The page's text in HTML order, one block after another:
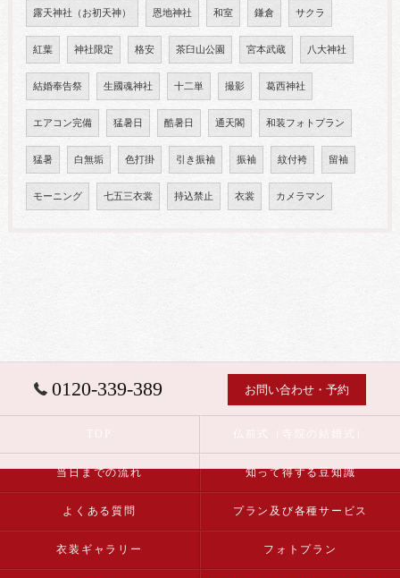
露天神社（お初天神） 恩地神社 和室 鎌倉 サクラ
紅葉 神社限定 格安 茶臼山公園 宮本武蔵 八大神社
結婚奉告祭 生國魂神社 十二単 撮影 葛西神社
エアコン完備 猛暑日 酷暑日 通天閣 和装フォトプラン
猛暑 白無垢 色打掛 引き振袖 振袖 紋付袴 留袖
モーニング 七五三衣裳 持込禁止 衣裳 カメラマン
0120-339-389 お問い合わせ・予約
当日までの流れ 知って得する豆知識
よくある質問 プラン及び各種サービス
衣装ギャラリー フォトプラン